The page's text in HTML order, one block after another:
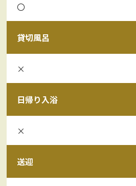
〇
貸切風呂
×
日帰り入浴
×
送迎